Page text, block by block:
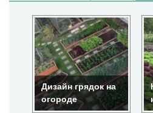
Дизайн грядок на
огороде